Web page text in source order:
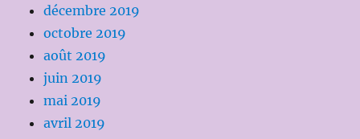
décembre 2019
octobre 2019
août 2019
juin 2019
mai 2019
avril 2019